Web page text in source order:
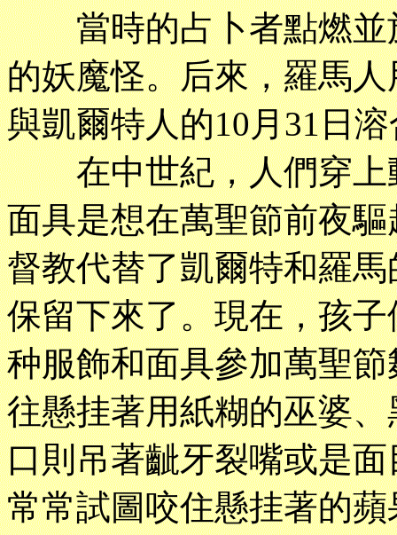
當時的占卜者點燃並
的妖魔怪。后來，羅馬
與凱爾特人的10月31日
在中世紀，人們穿上
面具是想在萬聖節前夜
督教代替了凱爾特和羅
保留下來了。現在，孩
种服飾和面具參加萬聖
往懸挂著用紙糊的巫婆
口則吊著齜牙裂嘴或是
常常試圖咬住懸挂著的蘋